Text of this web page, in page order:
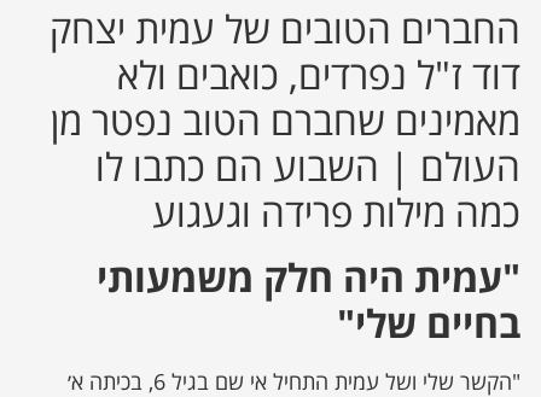
החברים הטובים של עמית יצחק
דוד ז"ל נפרדים, כואבים ולא
מאמינים שחברם הטוב נפטר מן
העולם | השבוע הם כתבו לו
כמה מילות פרידה וגעגוע
"עמית היה חלק משמעותי
בחיים שלי"
"הקשר שלי ושל עמית התחיל אי שם בגיל 6, בכיתה א׳